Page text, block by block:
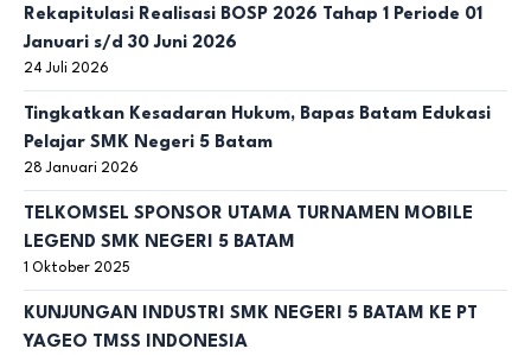
Rekapitulasi Realisasi BOSP 2026 Tahap 1 Periode 01
Januari s/d 30 Juni 2026
24 Juli 2026
Tingkatkan Kesadaran Hukum, Bapas Batam Edukasi
Pelajar SMK Negeri 5 Batam
28 Januari 2026
TELKOMSEL SPONSOR UTAMA TURNAMEN MOBILE
LEGEND SMK NEGERI 5 BATAM
1 Oktober 2025
KUNJUNGAN INDUSTRI SMK NEGERI 5 BATAM KE PT
YAGEO TMSS INDONESIA